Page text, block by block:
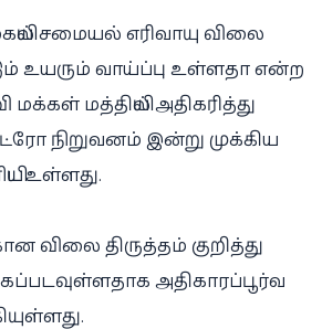
சமையல் எரிவாயு விலை
உயரும் வாய்ப்பு உள்ளதா என்ற
மக்கள் மத்தியில் அதிகரித்து
நிறுவனம் இன்று முக்கிய
உள்ளது.
விலை திருத்தம் குறித்து
அதிகாரப்பூர்வ